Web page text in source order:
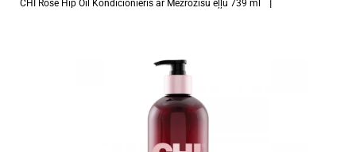
CHI Rose Hip Oil Kondicionieris ar Mežrozīšu eļļu 739 ml